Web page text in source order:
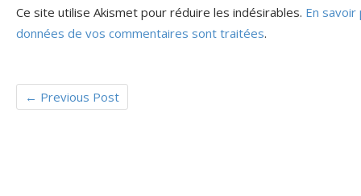
Ce site utilise Akismet pour réduire les indésirables. En
données de vos commentaires sont traitées.
← Previous Post